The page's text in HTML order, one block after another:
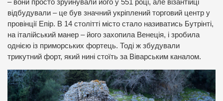
– вони просто зруйнували його у 551 році, але візантійці
відбудували – це був значний укріплений торговий центр у
провінції Епір. В 14 столітті місто стало називатись Бутрінті,
на італійський манер – його захопила Венеція, і зробила
однією із приморських фортець. Тоді ж збудували
трикутний форт, який нині стоїть за Віварським каналом.